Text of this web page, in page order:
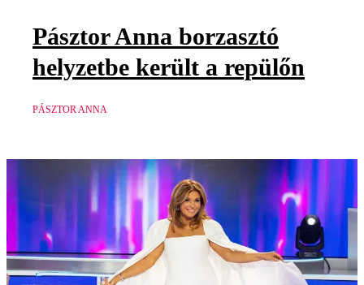
Pásztor Anna borzasztó
helyzetbe került a repülőn
PÁSZTOR ANNA